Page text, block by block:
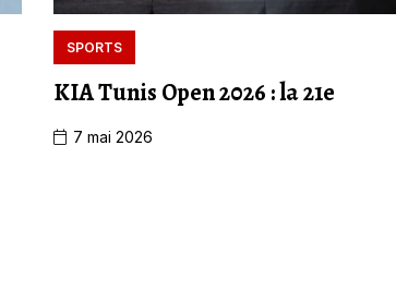
SPORTS
KIA Tunis Open 2026 : la 21e
7 mai 2026